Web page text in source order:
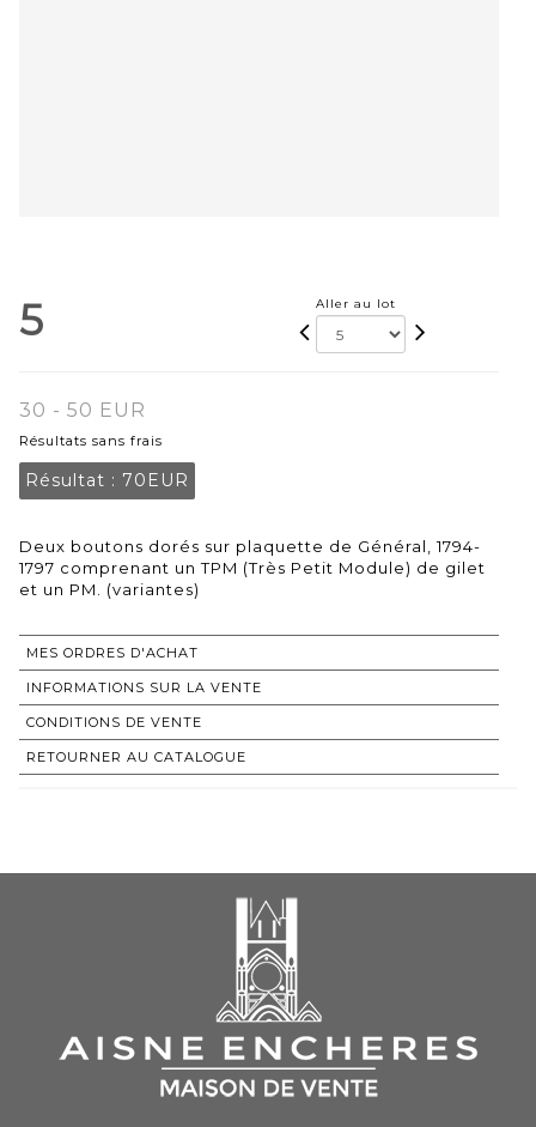
5 Aller au lot
30 - 50 EUR
Résultats sans frais
Résultat : 70EUR
Deux boutons dorés sur plaquette de Général, 1794-
1797 comprenant un TPM (Très Petit Module) de gilet
et un PM. (variantes)
MES ORDRES D'ACHAT
INFORMATIONS SUR LA VENTE
CONDITIONS DE VENTE
RETOURNER AU CATALOGUE